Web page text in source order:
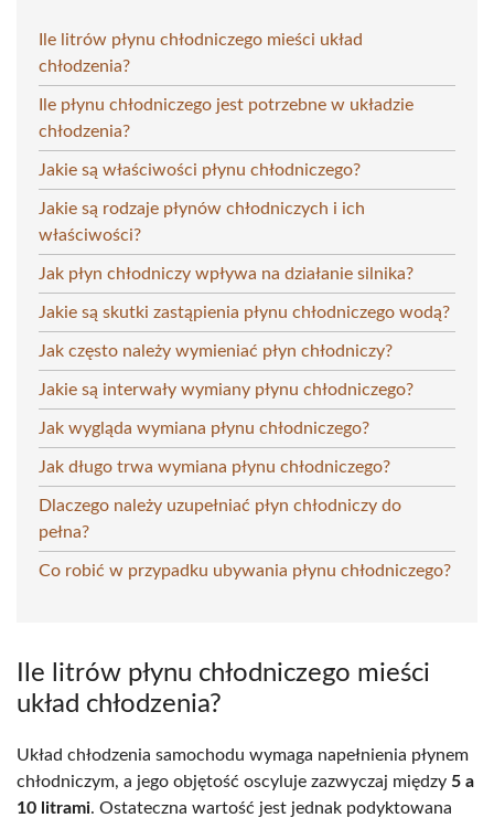
Ile litrów płynu chłodniczego mieści układ
chłodzenia?
Ile płynu chłodniczego jest potrzebne w układzie
chłodzenia?
Jakie są właściwości płynu chłodniczego?
Jakie są rodzaje płynów chłodniczych i ich
właściwości?
Jak płyn chłodniczy wpływa na działanie silnika?
Jakie są skutki zastąpienia płynu chłodniczego wodą?
Jak często należy wymieniać płyn chłodniczy?
Jakie są interwały wymiany płynu chłodniczego?
Jak wygląda wymiana płynu chłodniczego?
Jak długo trwa wymiana płynu chłodniczego?
Dlaczego należy uzupełniać płyn chłodniczy do
pełna?
Co robić w przypadku ubywania płynu chłodniczego?
Ile litrów płynu chłodniczego mieści
układ chłodzenia?
Układ chłodzenia samochodu wymaga napełnienia płynem
chłodniczym, a jego objętość oscyluje zazwyczaj między 5 a
10 litrami. Ostateczna wartość jest jednak podyktowana